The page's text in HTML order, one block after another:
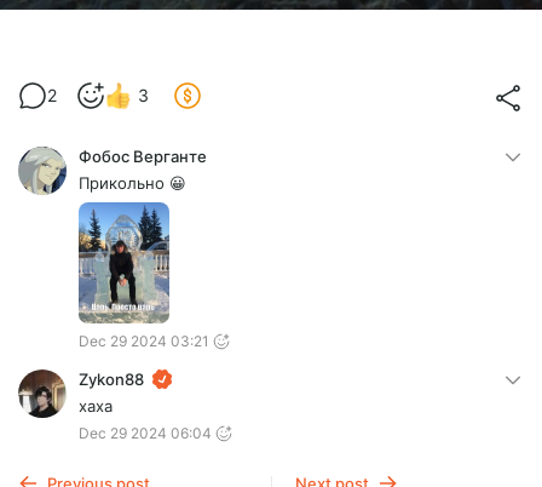
2 3
Фобос Верганте
Прикольно 😀
Dec 29 2024 03:21
Zykon88
хаха
Dec 29 2024 06:04
Previous post Next post